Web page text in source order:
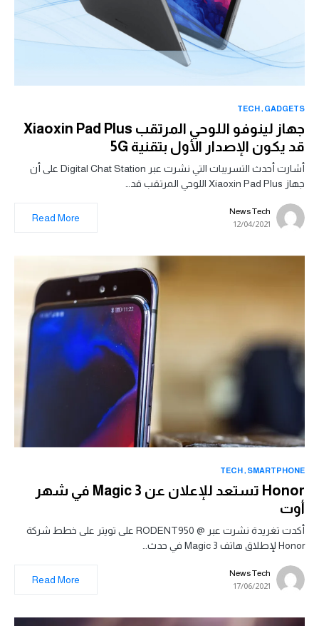
GADGETS
TECH
جهاز لينوفو اللوحي المرتقب Xiaoxin Pad Plus
قد يكون الإصدار الأول بتقنية 5G
أشارت أحدث التسريبات التي نشرت عبر Digital Chat Station على أن
جهاز Xiaoxin Pad Plus اللوحي المرتقب قد…
News Tech
12/04/2021
Read More
SMARTPHONE
TECH
Honor تستعد للإعلان عن Magic 3 في شهر
أوت
أكدت تغريدة نشرت عبر @ RODENT950 على تويتر على خطط شركة
Honor لإطلاق هاتف Magic 3 في حدث…
News Tech
17/06/2021
Read More